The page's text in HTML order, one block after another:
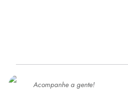
SERVIÇOSAcompanhe a gente!